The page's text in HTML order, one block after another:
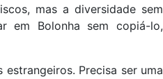
mas a diversidade sem
em Bolonha sem copiá-lo,
Precisa ser uma